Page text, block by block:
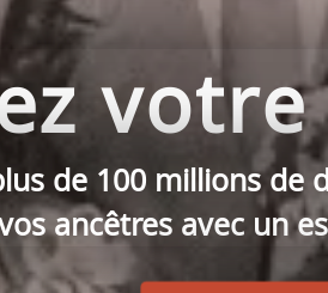
de 100 millions de
ancêtres avec un